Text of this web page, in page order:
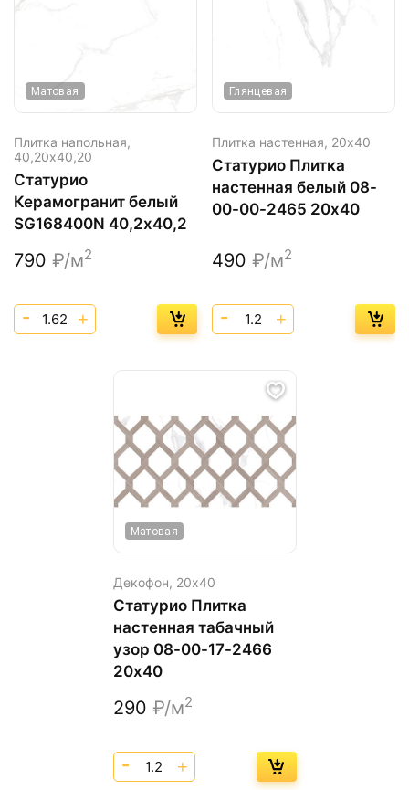
Матовая
Плитка напольная,
40,20х40,20
Статурио
Керамогранит белый
SG168400N 40,2х40,2
790 ₽/м2
Глянцевая
Плитка настенная, 20х40
Статурио Плитка
настенная белый 08-
00-00-2465 20х40
490 ₽/м2
Матовая
Декофон, 20х40
Статурио Плитка
настенная табачный
узор 08-00-17-2466
20х40
290 ₽/м2